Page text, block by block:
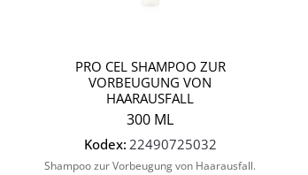
PRO CEL SHAMPOO ZUR
VORBEUGUNG VON
HAARAUSFALL
300 ML
Kodex: 22490725032
Shampoo zur Vorbeugung von Haarausfall.